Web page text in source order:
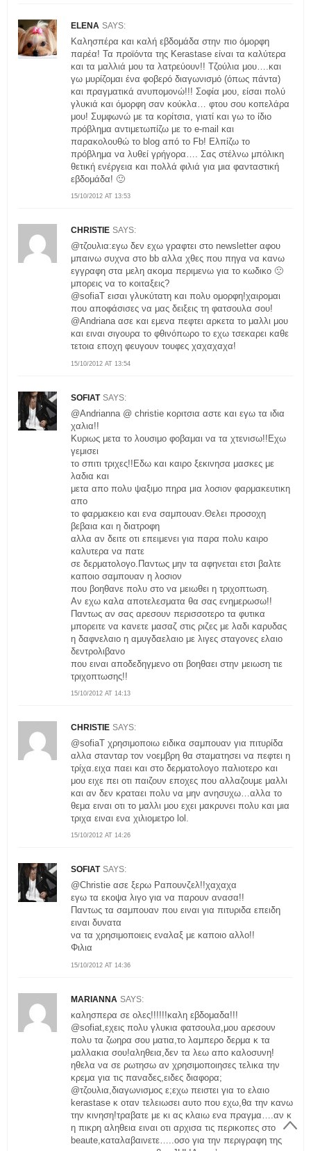
ELENA SAYS:
15/10/2012 AT 13:53
Καλησπέρα και καλή εβδομάδα στην πιο όμορφη
παρέα! Τα προϊόντα της Kerastase είναι τα καλύτερα
και τα μαλλιά μου τα λατρεύουν!! Τζούλια μου….και
γω μυρίζομαι ένα φοβερό διαγωνισμό (όπως πάντα)
και πραγματικά ανυπομονώ!!! Σοφία μου, είσαι πολύ
γλυκιά και όμορφη σαν κούκλα… φτου σου κοπελάρα
μου! Συμφωνώ με τα κορίτσια, γιατί και γω το ίδιο
πρόβλημα αντιμετωπίζω με το e-mail και
παρακολουθώ το blog από το Fb! Ελπίζω το
πρόβλημα να λυθεί γρήγορα…. Σας στέλνω μπόλικη
θετική ενέργεια και πολλά φιλιά για μια φανταστική
εβδομάδα! 🙂
CHRISTIE SAYS:
15/10/2012 AT 13:54
@τζουλια:εγω δεν εχω γραφτει στο newsletter αφου
μπαινω συχνα στο bb αλλα χθες που πηγα να κανω
εγγραφη στα μελη ακομα περιμενω για το κωδικο 🙁
μπορεις να το κοιταξεις?
@sofiaT εισαι γλυκύτατη και πολυ ομορφη!χαιρομαι
που αποφάσισες να μας δειξεις τη φατσουλα σου!
@Andriana ασε και εμενα πεφτει αρκετα το μαλλι μου
και ειναι σιγουρα το φθινόπωρο το εχω τσεκαρει καθε
τετοια εποχη φευγουν τουφες χαχαχαχα!
SOFIAT SAYS:
15/10/2012 AT 14:13
@Andrianna @ christie κοριτσια αστε και εγω τα ιδια
χαλια!!
Κυριως μετα το λουσιμο φοβαμαι να τα χτενισω!!Εχω
γεμισει
το σπιτι τριχες!!Εδω και καιρο ξεκινησα μασκες με
λαδια και
μετα απο πολυ ψαξιμο πηρα μια λοσιον φαρμακευτικη
απο
το φαρμακειο και ενα σαμπουαν.Θελει προσοχη
βεβαια και η διατροφη
αλλα αν δειτε οτι επειμενει για παρα πολυ καιρο
καλυτερα να πατε
σε δερματολογο.Παντως μην τα αφηνεται ετσι βαλτε
καποιο σαμπουαν η λοσιον
που βοηθανε πολυ στο να μειωθει η τριχοπτωση.
Αν εχω καλα αποτελεσματα θα σας ενημερωσω!!
Παντως αν σας αρεσουν περισσοτερο τα φυτικα
μπορειτε να κανετε μασαζ στις ριζες με λαδι καρυδας
η δαφνελαιο η αμυγδαελαιο με λιγες σταγονες ελαιο
δεντρολιβανο
που ειναι αποδεδηγμενο οτι βοηθαει στην μειωση τιε
τριχοπτωσης!!
CHRISTIE SAYS:
15/10/2012 AT 14:26
@sofiaT χρησιμοποιω ειδικα σαμπουαν για πιτυρίδα
αλλα στανταρ τον νοεμβρη θα σταματησει να πεφτει η
τρίχα.ειχα παει και στο δερματολογο παλιοτερο και
μου ειχε πει οτι παιζουν εποχες που αλλαζουμε μαλλι
και αν δεν κραταει πολυ να μην ανησυχω…αλλα το
θεμα ειναι οτι το μαλλι μου εχει μακρυνει πολυ και μια
τριχα ειναι ενα χιλιομετρο lol.
SOFIAT SAYS:
15/10/2012 AT 14:36
@Christie ασε ξερω Ραπουνζελ!!χαχαχα
εγω τα εκοψα λιγο για να παρουν ανασα!!
Παντως τα σαμπουαν που ειναι για πιτυριδα επειδη
ειναι δυνατα
να τα χρησιμοποιεις εναλαξ με καποιο αλλο!!
Φιλια
MARIANNA SAYS:
καλησπερα σε ολες!!!!!!καλη εβδομαδα!!!
@sofiat,εχεις πολυ γλυκια φατσουλα,μου αρεσουν
πολυ τα ζωηρα σου ματια,το λαμπερο δερμα κ τα
μαλλακια σου!αληθεια,δεν τα λεω απο καλοσυνη!
ηθελα να σε ρωτησω αν χρησιμοποιησες τελικα την
κρεμα για τις παναδες,ειδες διαφορα;
@τζουλια,διαγωνισμος ε;εχω πειστει για το ελαιο
kerastase κ οταν τελειωσει αυτο που εχω,θα την κανω
την κινηση!τραβατε με κι ας κλαιω ενα πραγμα….αν κ
η πικρη αληθεια ειναι οτι αρχισα τις περικοπες στο
beaute,καταλαβαινετε…..οσο για την περιγραφη της